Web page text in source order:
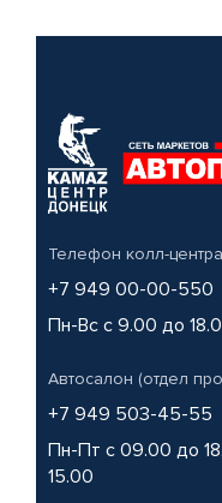
Телефон колл-центра
+7 949 00-00-550
Пн-Вс с 9.00 до
Автосалон (отдел
+7 949 503-45-55
Пн-Пт с 09.00 до
15.00